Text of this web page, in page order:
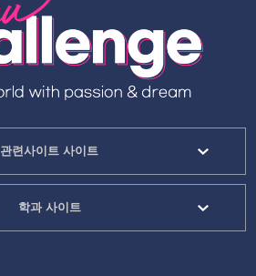
관련사이트 사이트
학과 사이트